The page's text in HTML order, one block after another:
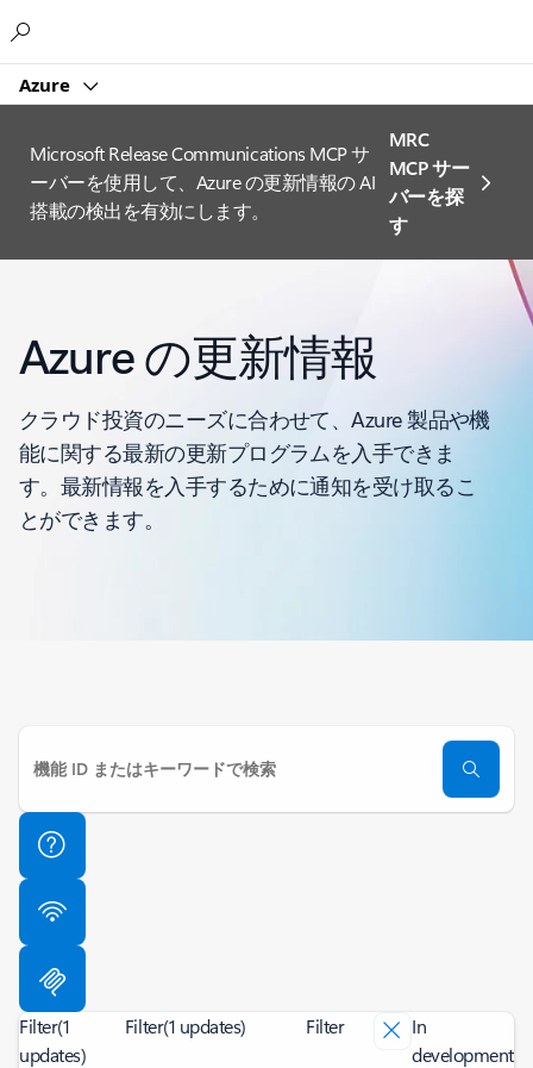
Azure
Microsoft Release Communications MCP サ
ーバーを使用して、Azure の更新情報の AI
搭載の検出を有効にします。
MRC
MCP サー
バーを探
す
Azure の更新情報
クラウド投資のニーズに合わせて、Azure 製品や機
能に関する最新の更新プログラムを入手できま
す。最新情報を入手するために通知を受け取るこ
とができます。
Filter(1
updates)
Filter(1 updates) Filter
In
development